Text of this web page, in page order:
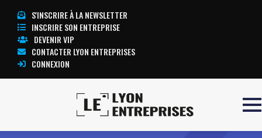
S'INSCRIRE À LA NEWSLETTER
INSCRIRE SON ENTREPRISE
DEVENIR VIP
CONTACTER LYON ENTREPRISES
CONNEXION